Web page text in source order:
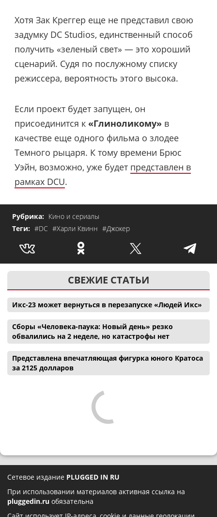
Хотя Зак Креггер еще не представил свою
задумку DC Studios, единственный способ
получить «зеленый свет» — это хороший
сценарий. Судя по послужному списку
режиссера, вероятность этого высока.
Если проект будет запущен, он
присоединится к «Глиноликому» в
качестве еще одного фильма о злодее
Темного рыцаря. К тому времени Брюс
Уэйн, возможно, уже будет представлен в
рамках DCU.
Рубрика: Кино и сериалы
Теги: #DC #Харли Квинн #Джокер
СВЕЖИЕ СТАТЬИ
Икс-23 может вернуться в перезапуске «Людей Икс»
Сборы «Человека-паука: Новый день» резко
обвалились на 2 неделе, но катастрофы нет
Представлена впечатляющая фигурка юного Кратоса
за 2125 долларов
Сетевое издание PLUGGED IN RU
При использовании материалов активная ссылка на
pluggedin.ru обязательна